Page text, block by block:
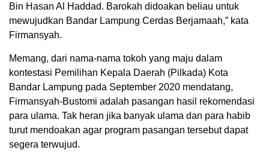
Bin Hasan Al Haddad. Barokah didoakan beliau untuk
mewujudkan Bandar Lampung Cerdas Berjamaah,” kata
Firmansyah.
Memang, dari nama-nama tokoh yang maju dalam
kontestasi Pemilihan Kepala Daerah (Pilkada) Kota
Bandar Lampung pada September 2020 mendatang,
Firmansyah-Bustomi adalah pasangan hasil rekomendasi
para ulama. Tak heran jika banyak ulama dan para habib
turut mendoakan agar program pasangan tersebut dapat
segera terwujud.